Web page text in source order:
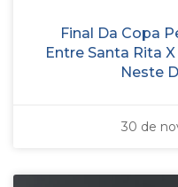
Final Da Copa
Entre Santa Rita
Neste
30 de